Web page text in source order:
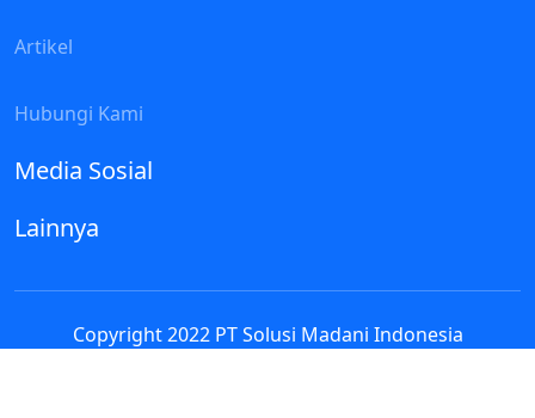
Artikel
Hubungi Kami
Media Sosial
Lainnya
Copyright 2022 PT Solusi Madani Indonesia